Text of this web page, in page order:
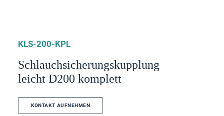
KLS-200-KPL
Schlauchsicherungskupplung
leicht D200 komplett
KONTAKT AUFNEHMEN